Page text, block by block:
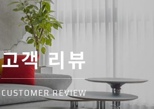
고객 리뷰
CUSTOMER REVIEW